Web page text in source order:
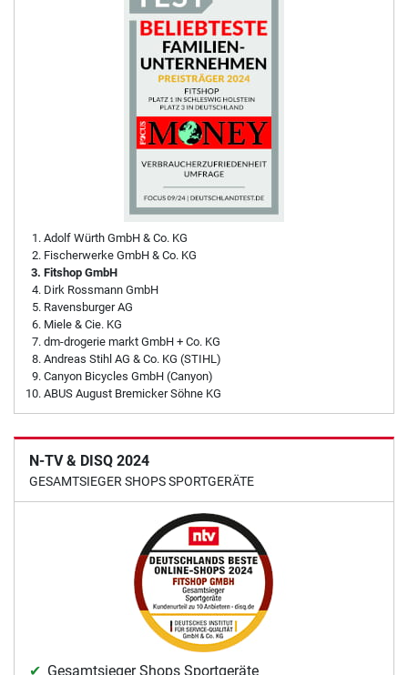
Adolf Würth GmbH & Co. KG
Fischerwerke GmbH & Co. KG
Fitshop GmbH
Dirk Rossmann GmbH
Ravensburger AG
Miele & Cie. KG
dm-drogerie markt GmbH + Co. KG
Andreas Stihl AG & Co. KG (STIHL)
Canyon Bicycles GmbH (Canyon)
ABUS August Bremicker Söhne KG
N-TV & DISQ 2024
GESAMTSIEGER SHOPS SPORTGERÄTE
Gesamtsieger Shops Sportgeräte